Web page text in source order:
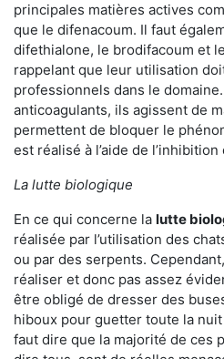
principales matières actives
que le difenacoum. Il faut
difethialone, le brodifacoum et
rappelant que leur utilisation
professionnels dans le
anticoagulants, ils agissent de
permettent de bloquer le
est réalisé à l’aide de
La lutte biologique
En ce qui concerne la lutte
réalisée par l’utilisation des
ou par des serpents.
réaliser et donc pas assez
être obligé de dresser des
hiboux pour guetter toute la
faut dire que la majorité de ces